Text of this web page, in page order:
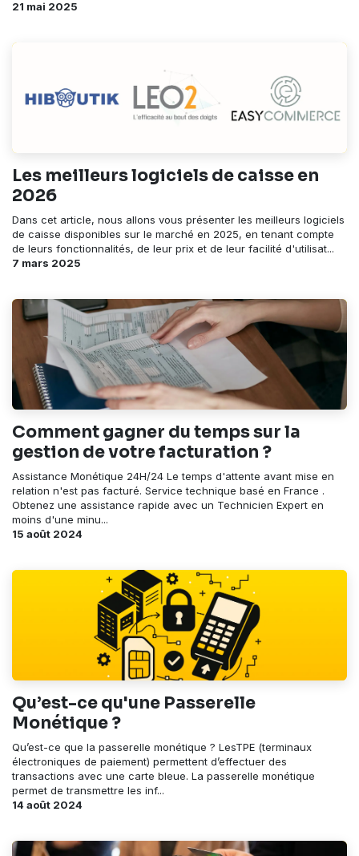
21 mai 2025
Les meilleurs logiciels de caisse en
2026
Dans cet article, nous allons vous présenter les meilleurs logiciels
de caisse disponibles sur le marché en 2025, en tenant compte
de leurs fonctionnalités, de leur prix et de leur facilité d'utilisat...
7 mars 2025
Comment gagner du temps sur la
gestion de votre facturation ?
Assistance Monétique 24H/24 Le temps d'attente avant mise en
relation n'est pas facturé. Service technique basé en France .
Obtenez une assistance rapide avec un Technicien Expert en
moins d'une minu...
15 août 2024
Qu’est-ce qu'une Passerelle
Monétique ?
Qu’est-ce que la passerelle monétique ? LesTPE (terminaux
électroniques de paiement) permettent d’effectuer des
transactions avec une carte bleue. La passerelle monétique
permet de transmettre les inf...
14 août 2024